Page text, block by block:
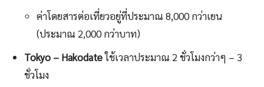
ค่าโดยสารต่อเที่ยวอยู่ที่ประมาณ 8,000 กว่าเยน
(ประมาณ 2,000 กว่าบาท)
Tokyo – Hakodateใช้เวลาประมาณ 2 ชั่วโมงกว่าๆ – 3
ชั่วโมง